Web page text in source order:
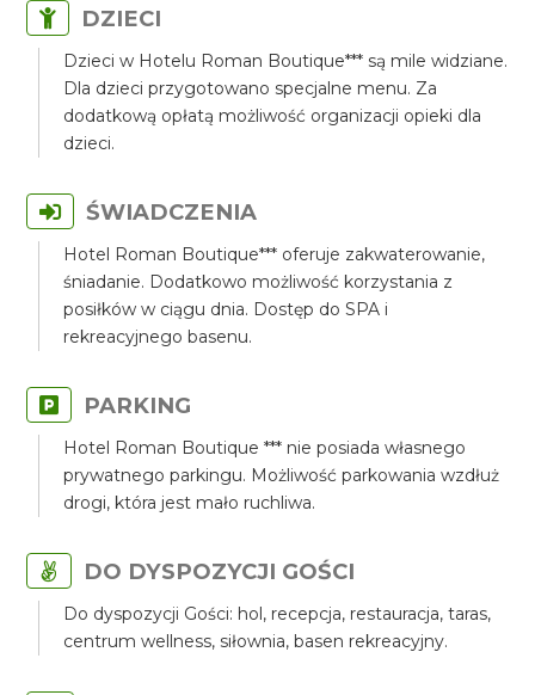
DZIECI
Dzieci w Hotelu Roman Boutique*** są mile widziane.
Dla dzieci przygotowano specjalne menu. Za
dodatkową opłatą możliwość organizacji opieki dla
dzieci.
ŚWIADCZENIA
Hotel Roman Boutique*** oferuje zakwaterowanie,
śniadanie. Dodatkowo możliwość korzystania z
posiłków w ciągu dnia. Dostęp do SPA i
rekreacyjnego basenu.
PARKING
Hotel Roman Boutique *** nie posiada własnego
prywatnego parkingu. Możliwość parkowania wzdłuż
drogi, która jest mało ruchliwa.
DO DYSPOZYCJI GOŚCI
Do dyspozycji Gości: hol, recepcja, restauracja, taras,
centrum wellness, siłownia, basen rekreacyjny.